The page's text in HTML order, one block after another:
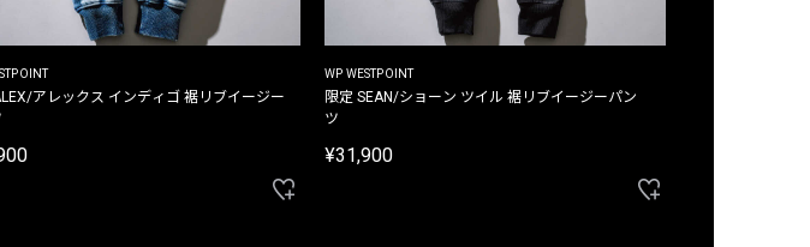
アレックス インディゴ 裾リブイージー
WP WESTPOINT
限定 SEAN/ショーン ツイル 裾リブイージーパン
ツ
¥31,900